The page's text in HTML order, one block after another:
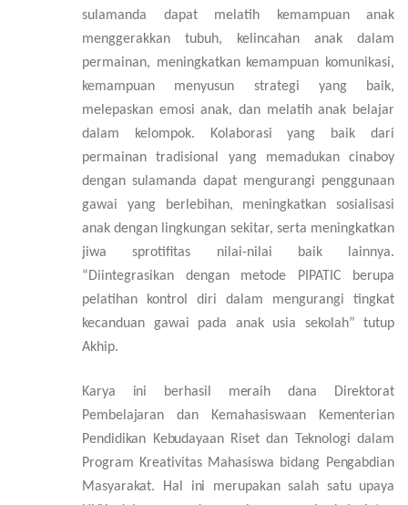
sulamanda dapat melatih kemampuan anak
menggerakkan tubuh, kelincahan anak dalam
permainan, meningkatkan kemampuan komunikasi,
kemampuan menyusun strategi yang baik,
melepaskan emosi anak, dan melatih anak belajar
dalam kelompok.
Kolaborasi yang baik dari
permainan tradisional yang memadukan cinaboy
dengan sulamanda dapat mengurangi penggunaan
gawai yang berlebihan, meningkatkan sosialisasi
anak dengan lingkungan sekitar, serta meningkatkan
jiwa sprotifitas nilai-nilai baik lainnya.
“Diintegrasikan dengan metode PIPATIC berupa
pelatihan kontrol diri dalam mengurangi tingkat
kecanduan gawai pada anak usia sekolah” tutup
Akhip.
Karya ini
berhasil meraih dana Direktorat
Pembelajaran dan Kemahasiswaan Kementerian
Pendidikan Kebudayaan Riset dan Teknologi dalam
Program Kreativitas Mahasiswa bidang Pengabdian
Masyarakat. Hal ini merupakan salah satu upaya